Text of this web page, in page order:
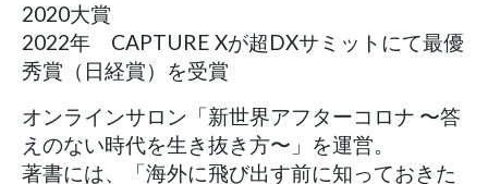
2020大賞
2022年 CAPTURE Xが超DXサミットにて最優
秀賞（日経賞）を受賞
オンラインサロン「新世界アフターコロナ 〜答
えのない時代を生き抜き方〜」を運営。
著書には、「海外に飛び出す前に知っておきた